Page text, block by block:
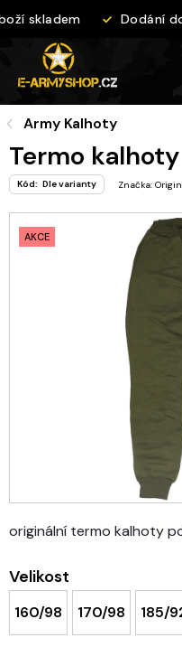
na skladem Dodání
Army Kalhoty
Termo kalhoty
Kód: Dle varianty Značka:
AKCE
Velikost
160/98 170/98 185/
originální termo kalhoty